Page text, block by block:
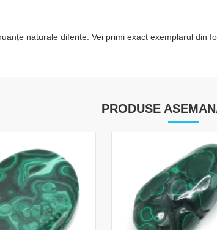
naturale diferite. Vei primi exact exemplarul din
PRODUSE